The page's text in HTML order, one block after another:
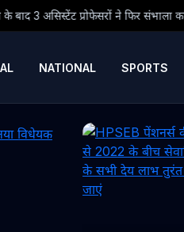
संभाला कार्यभार, 3 अगस्त को होगी अगली
NATIONAL SPORTS